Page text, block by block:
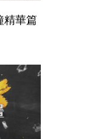
精華篇